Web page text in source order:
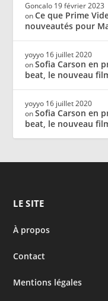
Goncalo 19 février 2023
onCe que Prime
nouveautés pour
yoyyo 16 juillet 2020
onSofia Carson en
beat, le nouveau
yoyyo 16 juillet 2020
onSofia Carson en
beat, le nouveau
LE SITE
À propos
Contact
Mentions légales